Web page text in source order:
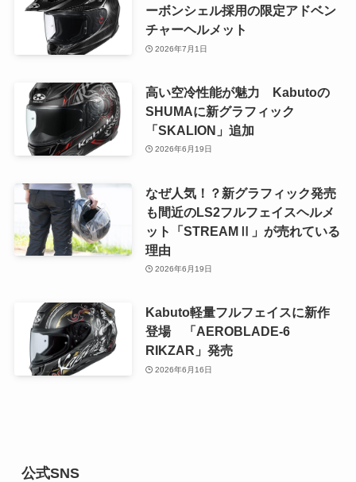
ーボンシェル採用の限定アドベン
チャーヘルメット
2026年7月1日
高い空冷性能が魅力 Kabutoの
SHUMAに新グラフィック
「SKALION」追加
2026年6月19日
なぜ人気！？新グラフィック発売
も間近のLS2フルフェイスヘルメ
ット「STREAMⅡ」が売れている
理由
2026年6月19日
Kabuto軽量フルフェイスに新作
登場 「AEROBLADE-6
RIKZAR」発売
2026年6月16日
公式SNS